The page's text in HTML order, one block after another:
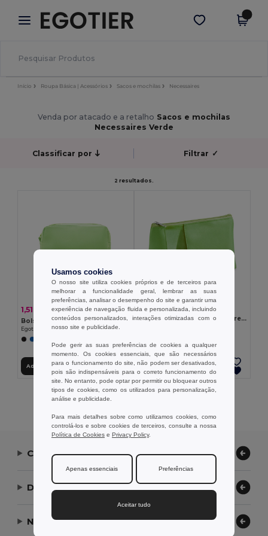
× App Egotier
Melhores preços na app!
Obter app
Início Roupa Básica | Acessórios Sacos e mochilas Necessaires
Venda por atacado e a retalho Sacos e mochilas
Necessaires Verde
Classificar por Filtrar ✓
2 resultados.
1,51 € 1,96 € -23%
Bolsa multiusos em microfibra
Egotier 92721
Adicionar ao Carrinho
2,20 €
Necessaire em microfibra e rede
Adicionar ao Carrinho
Exibindo Todos Os Produtos.
Contate-nos
Deixe-nos ajudar
Nossa Empresa
Usamos cookies
O nosso site utiliza cookies próprios e de terceiros para
melhorar a funcionalidade geral, lembrar as suas
preferências, analisar o desempenho do site e garantir uma
experiência de navegação fluida e personalizada, incluindo
conteúdos personalizados, interações otimizadas com o
nosso site e publicidade.
Pode gerir as suas preferências de cookies a qualquer
momento. Os cookies essenciais, que são necessários
para o funcionamento do site, não podem ser desativados,
pois são indispensáveis para o correto funcionamento do
site. No entanto, pode optar por permitir ou bloquear outros
tipos de cookies, como os utilizados para personalização,
análise e publicidade.
Para mais detalhes sobre como utilizamos cookies, como
controlá-los e sobre cookies de terceiros, consulte a nossa
Política de Cookies e Privacy Policy.
Apenas essenciais Preferências
Aceitar tudo